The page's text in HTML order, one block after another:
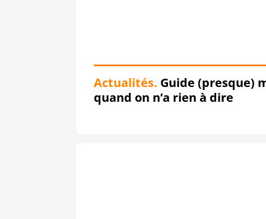
Actualités. Guide (presque)
quand on n’a rien à dire